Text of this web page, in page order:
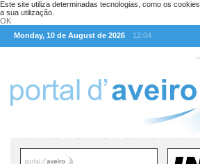
Este site utiliza determinadas tecnologias, como os
a sua utilização.
OK
Monday, 10 de August de 2026
12:04